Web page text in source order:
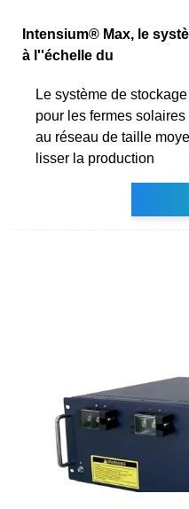
Intensium® Max, le
à l''échelle du
Le système de
pour les fermes
au réseau de taille
lisser la production